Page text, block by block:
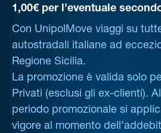
1,00€ per l’eventuale
Con UnipolMove viaggi su
autostradali italiane ad
Regione Sicilia.
La promozione è valida solo
Privati (esclusi gli ex-clienti).
periodo promozionale si
vigore al momento